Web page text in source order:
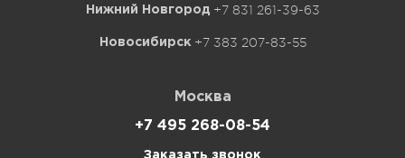
Нижний Новгород +7 831 261-39-63
Новосибирск +7 383 207-83-55
Москва
+7 495 268-08-54
Заказать звонок